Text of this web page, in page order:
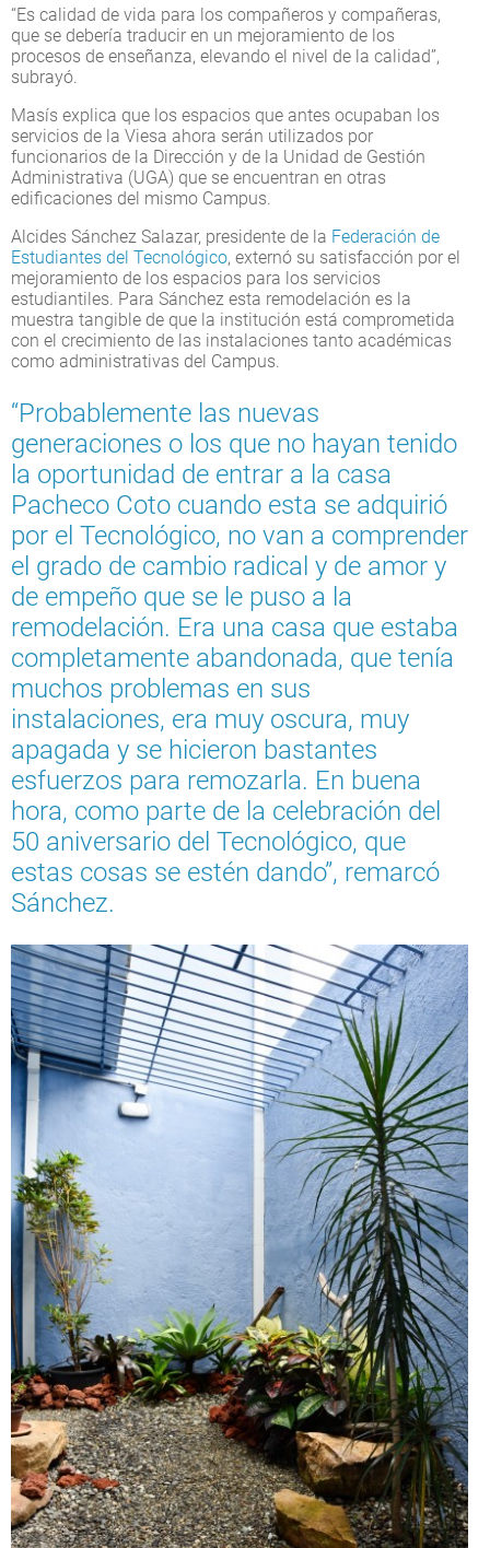
“Es calidad de vida para los compañeros y compañeras,
que se debería traducir en un mejoramiento de los
procesos de enseñanza, elevando el nivel de la calidad”,
subrayó.
Masís explica que los espacios que antes ocupaban los
servicios de la Viesa ahora serán utilizados por
funcionarios de la Dirección y de la Unidad de Gestión
Administrativa (UGA) que se encuentran en otras
edificaciones del mismo Campus.
Alcides Sánchez Salazar, presidente de la Federación de
Estudiantes del Tecnológico, externó su satisfacción por el
mejoramiento de los espacios para los servicios
estudiantiles. Para Sánchez esta remodelación es la
muestra tangible de que la institución está comprometida
con el crecimiento de las instalaciones tanto académicas
como administrativas del Campus.
“Probablemente las nuevas
generaciones o los que no hayan tenido
la oportunidad de entrar a la casa
Pacheco Coto cuando esta se adquirió
por el Tecnológico, no van a comprender
el grado de cambio radical y de amor y
de empeño que se le puso a la
remodelación. Era una casa que estaba
completamente abandonada, que tenía
muchos problemas en sus
instalaciones, era muy oscura, muy
apagada y se hicieron bastantes
esfuerzos para remozarla. En buena
hora, como parte de la celebración del
50 aniversario del Tecnológico, que
estas cosas se estén dando”, remarcó
Sánchez.